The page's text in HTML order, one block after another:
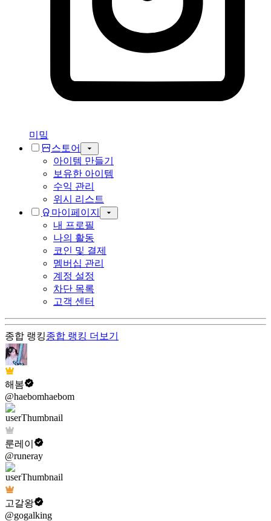
미밐
스토어
아이템 만들기
보유한 아이템
수익 관리
위시 리스트
마이페이지
내 프로필
나의 활동
코인 및 결제
멤버십 관리
계정 설정
차단 목록
고객 센터
종합 랭킹종합 랭킹 더보기
해봄
@haebomhaebom
룬레이
@runeray
고갈왕
@gogalking